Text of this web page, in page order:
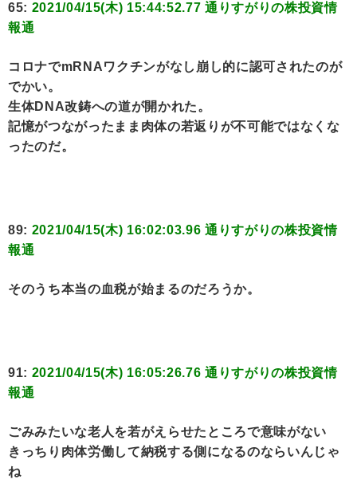
65: 2021/04/15(木) 15:44:52.77 通りすがりの株投資情
報通
コロナでmRNAワクチンがなし崩し的に認可されたのが
でかい。
生体DNA改鋳への道が開かれた。
記憶がつながったまま肉体の若返りが不可能ではなくな
ったのだ。
89: 2021/04/15(木) 16:02:03.96 通りすがりの株投資情
報通
そのうち本当の血税が始まるのだろうか。
91: 2021/04/15(木) 16:05:26.76 通りすがりの株投資情
報通
ごみみたいな老人を若がえらせたところで意味がない
きっちり肉体労働して納税する側になるのならいんじゃ
ね